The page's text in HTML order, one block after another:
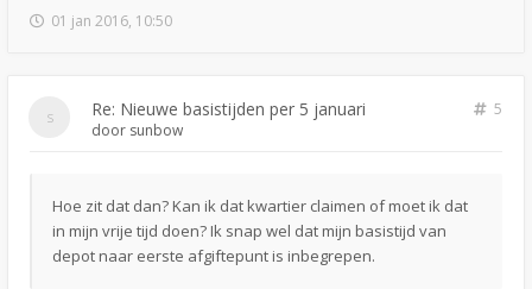
01 jan 2016, 10:50
Re: Nieuwe basistijden per 5 januari
5
door sunbow
Hoe zit dat dan? Kan ik dat kwartier claimen of moet ik dat
in mijn vrije tijd doen? Ik snap wel dat mijn basistijd van
depot naar eerste afgiftepunt is inbegrepen.